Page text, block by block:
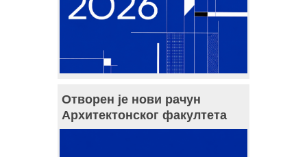
Отворен је нови рачун
Архитектонског факултета